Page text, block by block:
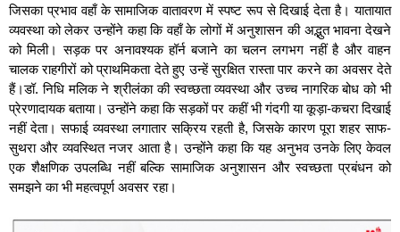
जिसका प्रभाव वहाँ के सामाजिक वातावरण में स्पष्ट रूप से दिखाई देता है। यातायात
व्यवस्था को लेकर उन्होंने कहा कि वहाँ के लोगों में अनुशासन की अद्भुत भावना देखने
को मिली। सड़क पर अनावश्यक हॉर्न बजाने का चलन लगभग नहीं है और वाहन
चालक राहगीरों को प्राथमिकता देते हुए उन्हें सुरक्षित रास्ता पार करने का अवसर देते
हैं।डॉ. निधि मलिक ने श्रीलंका की स्वच्छता व्यवस्था और उच्च नागरिक बोध को भी
प्रेरणादायक बताया। उन्होंने कहा कि सड़कों पर कहीं भी गंदगी या कूड़ा-कचरा दिखाई
नहीं देता। सफाई व्यवस्था लगातार सक्रिय रहती है, जिसके कारण पूरा शहर साफ-
सुथरा और व्यवस्थित नजर आता है। उन्होंने कहा कि यह अनुभव उनके लिए केवल
एक शैक्षणिक उपलब्धि नहीं बल्कि सामाजिक अनुशासन और स्वच्छता प्रबंधन को
समझने का भी महत्वपूर्ण अवसर रहा।